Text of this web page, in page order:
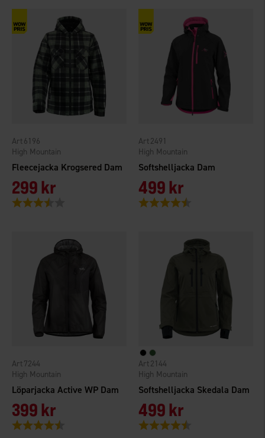
Fleecejacka Krogsered Dam
High Mountain
6196
299 kr
Betyg:
Softshelljacka Dam
High Mountain
2491
499 kr
Betyg:
Löparjacka Active WP Dam
High Mountain
7244
399 kr
Betyg:
Softshelljacka Skedala Dam
High Mountain
2144
499 kr
Betyg: